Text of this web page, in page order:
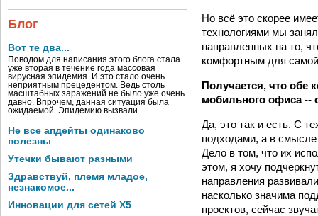
Блог
Вот те два...
Поводом для написания этого блога стала
уже вторая в течение года массовая
вирусная эпидемия. И это стало очень
неприятным прецедентом. Ведь столь
масштабных заражений не было уже очень
давно. Впрочем, данная ситуация была
ожидаемой. Эпидемию вызвали …
Не все апдейты одинаково
полезны
Утечки бывают разными
Здравствуй, племя младое,
незнакомое...
Инновации для сетей X5
Но всё это скорее
технологиями мы
направленных на то,
комфортным для самой
Получается, что обе
мобильного офиса --
Да, это так и есть. С
подходами, а в смысле
Дело в том, что их
этом, я хочу
направления
насколько значима
проектов, сейчас